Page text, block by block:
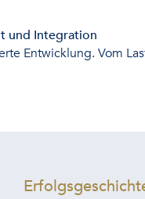
und Integration
Entwicklung. Vom